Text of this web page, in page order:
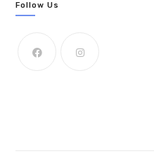
Follow Us